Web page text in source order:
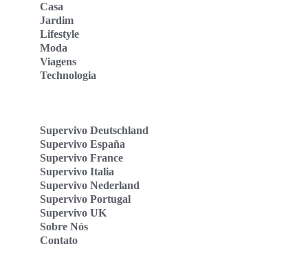
Casa
Jardim
Lifestyle
Moda
Viagens
Technologia
Supervivo Deutschland
Supervivo España
Supervivo France
Supervivo Italia
Supervivo Nederland
Supervivo Portugal
Supervivo UK
Sobre Nós
Contato